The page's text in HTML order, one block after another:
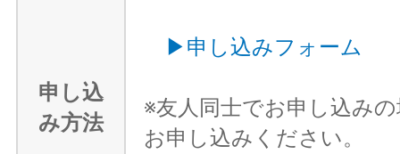
申し込
み方法
▶申し込みフォーム
※友人同士でお申し込み
お申し込みください。